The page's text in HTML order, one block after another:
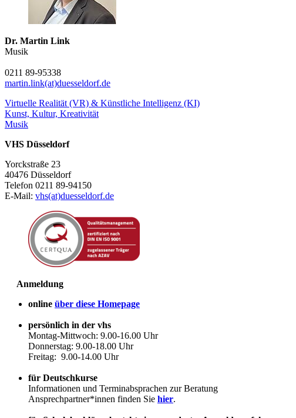
Dr. Martin Link
Musik
0211 89-95338
martin.link(at)duesseldorf.de
Virtuelle Realität (VR) & Künstliche Intelligenz (KI)
Kunst, Kultur, Kreativität
Musik
VHS Düsseldorf
Yorckstraße 23
40476 Düsseldorf
Telefon 0211 89-94150
E-Mail: vhs(at)duesseldorf.de
Anmeldung
online über diese Homepage
persönlich in der vhs
Montag-Mittwoch: 9.00-16.00 Uhr
Donnerstag: 9.00-18.00 Uhr
Freitag: 9.00-14.00 Uhr
für Deutschkurse
Informationen und Terminabsprachen zur Beratung
Ansprechpartner*innen finden Sie hier.